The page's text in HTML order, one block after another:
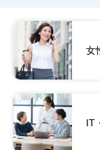
女
IT